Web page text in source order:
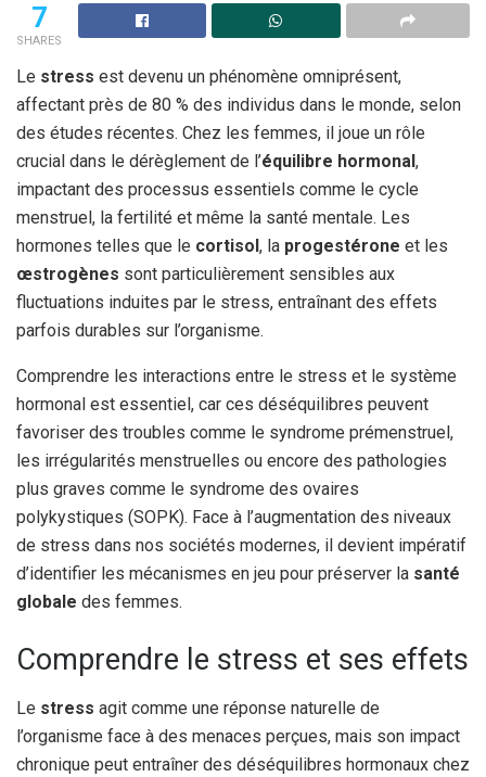
7
SHARES
Le stress est devenu un phénomène omniprésent,
affectant près de 80 % des individus dans le monde, selon
des études récentes. Chez les femmes, il joue un rôle
crucial dans le dérèglement de l’équilibre hormonal,
impactant des processus essentiels comme le cycle
menstruel, la fertilité et même la santé mentale. Les
hormones telles que le cortisol, la progestérone et les
œstrogènes sont particulièrement sensibles aux
fluctuations induites par le stress, entraînant des effets
parfois durables sur l’organisme.
Comprendre les interactions entre le stress et le système
hormonal est essentiel, car ces déséquilibres peuvent
favoriser des troubles comme le syndrome prémenstruel,
les irrégularités menstruelles ou encore des pathologies
plus graves comme le syndrome des ovaires
polykystiques (SOPK). Face à l’augmentation des niveaux
de stress dans nos sociétés modernes, il devient impératif
d’identifier les mécanismes en jeu pour préserver la santé
globale des femmes.
Comprendre le stress et ses effets
Le stress agit comme une réponse naturelle de
l’organisme face à des menaces perçues, mais son impact
chronique peut entraîner des déséquilibres hormonaux chez